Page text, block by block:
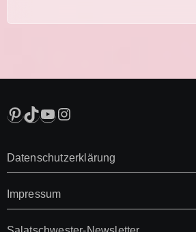
Pinterest
TikTok
YouTube
Instagram
Datenschutzerklärung
Impressum